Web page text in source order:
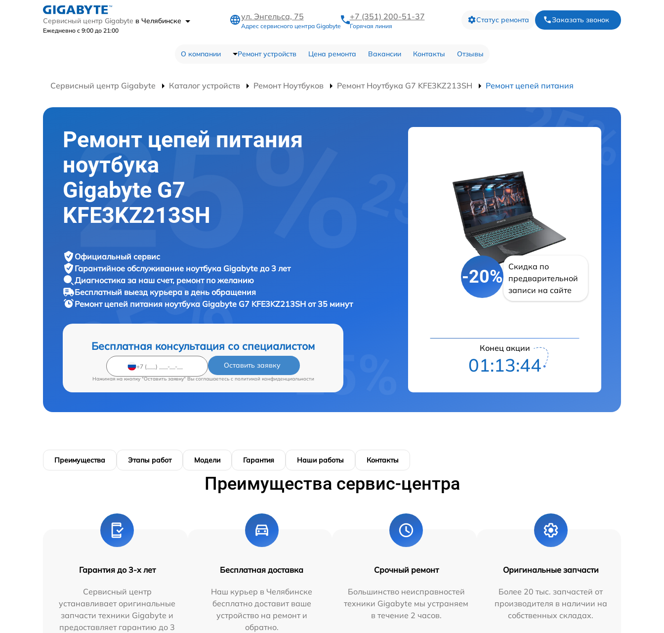
Сервисный центр Gigabyte в Челябинске
Ежедневно с 9:00 до 21:00
ул. Энгельса, 75
Адрес сервисного центра Gigabyte
+7 (351) 200-51-37
Горячая линия
Статус ремонта Заказать звонок
О компании Ремонт устройств Цена ремонта Вакансии Контакты Отзывы
Сервисный центр Gigabyte Каталог устройств Ремонт Ноутбуков Ремонт Ноутбука G7 KFE3KZ213SH Ремонт цепей питания
Ремонт цепей питания
ноутбука
Gigabyte G7
KFE3KZ213SH
Официальный сервис
Гарантийное обслуживание ноутбука Gigabyte до 3 лет
Диагностика за наш счет, ремонт по желанию
Бесплатный выезд курьера в день обращения
Ремонт цепей питания ноутбука Gigabyte G7 KFE3KZ213SH от 35 минут
Бесплатная консультация со специалистом
Оставить заявку
Нажимая на кнопку "Оставить заявку" Вы соглашаетесь c политикой конфиденциальности
-20%
Скидка по
предварительной
записи на сайте
Конец акции
01:13:43
Преимущества Этапы работ Модели Гарантия Наши работы Контакты
Преимущества сервис-центра
Гарантия до 3-х лет
Сервисный центр
устанавливает оригинальные
запчасти техники Gigabyte и
предоставляет гарантию до 3
Бесплатная доставка
Наш курьер в Челябинске
бесплатно доставит ваше
устройство на ремонт и
обратно.
Срочный ремонт
Большинство неисправностей
техники Gigabyte мы устраняем
в течение 2 часов.
Оригинальные запчасти
Более 20 тыс. запчастей от
производителя в наличии на
собственных складах.